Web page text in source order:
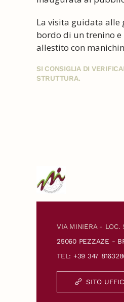
La visita guidata alle
bordo di un trenino
allestito con
SI CONSIGLIA DI
STRUTTURA.
VIA MINIERA - LOC.
25060 PEZZAZE -
TEL: +39 347
SITO